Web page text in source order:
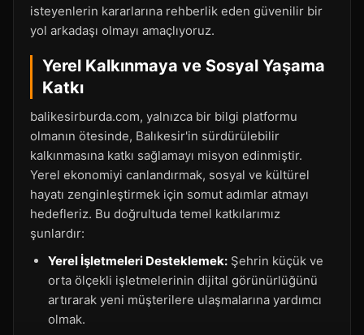
isteyenlerin kararlarına rehberlik eden güvenilir bir
yol arkadaşı olmayı amaçlıyoruz.
Yerel Kalkınmaya ve Sosyal Yaşama
Katkı
balikesirburda.com, yalnızca bir bilgi platformu
olmanın ötesinde, Balıkesir'in sürdürülebilir
kalkınmasına katkı sağlamayı misyon edinmiştir.
Yerel ekonomiyi canlandırmak, sosyal ve kültürel
hayatı zenginleştirmek için somut adımlar atmayı
hedefleriz. Bu doğrultuda temel katkılarımız
şunlardır:
Yerel İşletmeleri Desteklemek: Şehrin küçük ve
orta ölçekli işletmelerinin dijital görünürlüğünü
artırarak yeni müşterilere ulaşmalarına yardımcı
olmak.